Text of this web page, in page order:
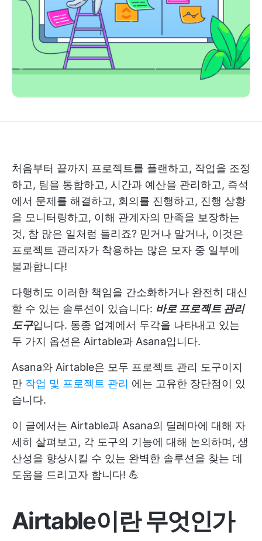
처음부터 끝까지 프로젝트를 플랜하고, 작업을 조정
하고, 팀을 통합하고, 시간과 예산을 관리하고, 즉석
에서 문제를 해결하고, 회의를 진행하고, 진행 상황
을 모니터링하고, 이해 관계자의 만족을 보장하는
것, 참 많은 일처럼 들리죠? 믿거나 말거나, 이것은
프로젝트 관리자가 착용하는 많은 모자 중 일부에
불과합니다!
다행히도 이러한 책임을 간소화하거나 완전히 대신
할 수 있는 솔루션이 있습니다: 바로 프로젝트 관리
도구입니다. 동종 업계에서 두각을 나타내고 있는
두 가지 옵션은 Airtable과 Asana입니다.
Asana와 Airtable은 모두 프로젝트 관리 도구이지
만 작업 및 프로젝트 관리 에는 고유한 장단점이 있
습니다.
이 글에서는 Airtable과 Asana의 딜레마에 대해 자
세히 살펴보고, 각 도구의 기능에 대해 논의하며, 생
산성을 향상시킬 수 있는 완벽한 솔루션을 찾는 데
도움을 드리고자 합니다! 💪
Airtable이란 무엇인가